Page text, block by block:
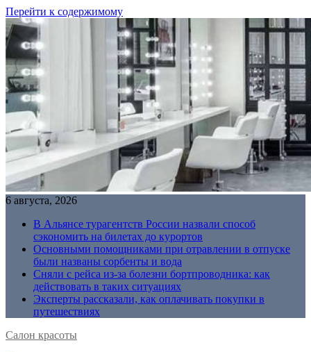
Перейти к содержимому
6 августа, 2026
В Альянсе турагентств России назвали способ
сэкономить на билетах до курортов
Основными помощниками при отравлении в отпуске
были названы сорбенты и вода
Сняли с рейса из-за болезни бортпроводника: как
действовать в таких ситуациях
Эксперты рассказали, как оплачивать покупки в
путешествиях
Салон красоты